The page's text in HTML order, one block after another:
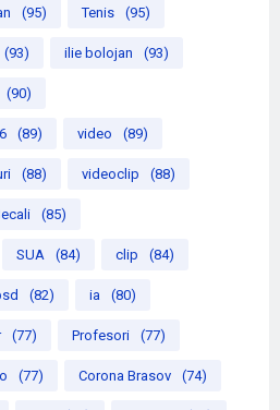
(95) Tenis (95)
(93) ilie bolojan (93)
(90)
(89) video (89)
(88) videoclip (88)
(85)
SUA (84) clip (84)
(82) ia (80)
(77) Profesori (77)
(77) Corona Brasov (74)